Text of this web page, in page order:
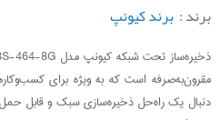
برند : برند کیونپ
مقرون‌به‌صرفه است که به ویژه برای
دنبال یک راه‌حل ذخیره‌سازی سبک و قابل